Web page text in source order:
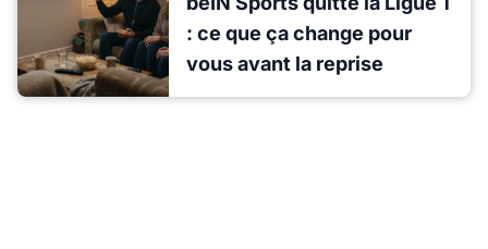
: ce que ça change pour
vous avant la reprise